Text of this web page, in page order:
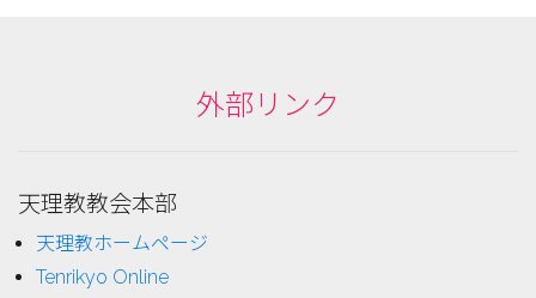
外部リンク
天理教教会本部
天理教ホームページ
Tenrikyo Online